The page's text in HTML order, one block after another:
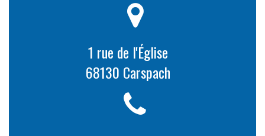
1 rue de l'Église
68130 Carspach